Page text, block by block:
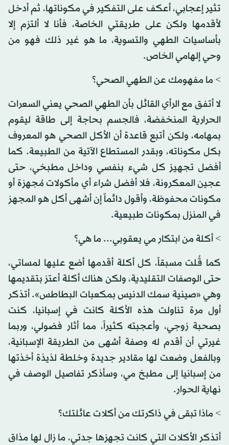
تثير إعجابي، أعكف على التفكير في مكوناتها، ثم أدخل
لأقدمها ولكن على طريقتي الخاصة، فأنا لا ألتزم إلا
بأساسيات الطهي والتسوية، ما هو غير ذلك فهو من
وحي إلهامي الخاص.
> ما مفهومك عن الطهي الصحي؟
لا أتفق مع الرأي القائل بأن الطهي الصحي يعني السعرات
الحرارية المنخفضة، فالجسم بحاجة إلى طاقة ليقوم
بمهامه، ولكن أتبع قاعدة أن الأكل الصحي هو المعروف
بكل مكوناته، وبقدر المستطاع الآتية من الطبيعة. كما
أفضل تجهيز كل شيء بنفسي وداخل مطبخي، حتى
عجين المعكرونة، فلا أفضل شراء أي مأكولات مُجهزة أو
مكونات محفوظة، وأقول دائماً إن أشهى أكل هو المجهز
في المنزل بمكونات طبيعية.
> أكلة من ابتكار مي يعقوبي... ما هي؟
كما قُلت مسبقاً، كل أكلة أقدمها أضع عليها لمساتي،
حتى الوصفات التقليدية، ولكن هناك أكلة أعتز بتقديمها
وهي «صينية سمك الدنيس بمكعبات البطاطس». أتذكر
أول مرة تناولت هذه الأكلة كانت في إسبانيا، كنت
بصحبة زوجي، وأعجبته كثيراً، مما أثار فضولي، وربما
غيرتي أن أقدم له وصفة أشهى من الطريقة الإسبانية،
وبالفعل وضعت لها مقادير جديدة وخلطة لذيذة أخذتها
من إسبانيا إلى مطبخ مي، وسأذكر تفاصيل الوصف في
نهاية الحوار.
> ماذا تبقى في ذاكرتك من أكلات عائلتك؟
أتذكر الأكلات التي كانت تجهزها جدتي، ما زال لها مذاق